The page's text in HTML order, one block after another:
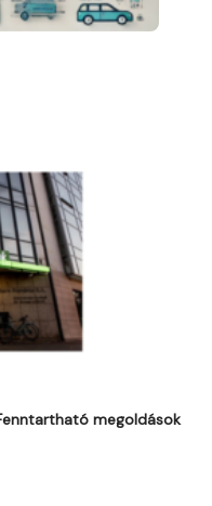
megoldások